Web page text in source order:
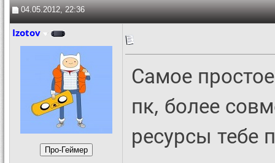
04.05.2012, 22:36
Izotov
Самое
пк, более
ресурсы тебе